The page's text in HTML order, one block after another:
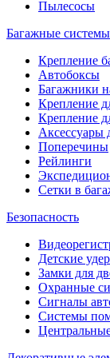
Пылесосы
Багажные системы
Крепление
Автобоксы
Багажники
Крепление
Крепление
Аксессуары
Поперечины
Рейлинги
Сетки в
Безопасность
Детские
Замки для
Охранные
Сигналы
Системы